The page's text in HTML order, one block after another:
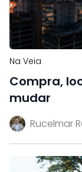
Na Veia
Compra,
mudar
Rucelmar